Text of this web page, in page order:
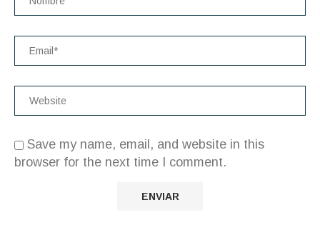
Save my name, email, and website in this
browser for the next time I comment.